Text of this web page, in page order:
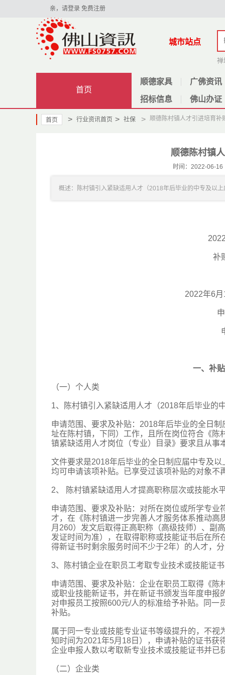
亲，请登录 免费注册
城市站点
禅
首页
顺德家具 广佛资讯
招标信息 佛山办证
首页 > 行业资讯首页 > 社保 > 顺德陈村镇人才引进培育补
顺德陈村镇
时间：2022-06-
概述：陈村镇引入紧缺适用人才（2018年后毕业的中专及以
补
2022年6
一、补
（一）个人类
1、陈村镇引入紧缺适用人才（2018年后毕业的
申请范围、要求及补贴：2018年后毕业的全日
址在陈村镇，下同）工作，且所在岗位符合《
镇紧缺适用人才岗位（专业）目录》要求且从
文件要求是2018年后毕业的全日制应届中专及
均可申请该项补贴。已享受过该项补贴的对象不
2、 陈村镇紧缺适用人才提高职称层次或技能水
申请范围、要求及补贴：对所在岗位或所学专
才，在《陈村镇进一步完善人才服务体系推动
月260）发文后取得正高职称（高级技师）、副
发证时间为准），在取得职称或技能证书后在
得新证书时剩余服务时间不少于2年）的人才，
3、陈村镇企业在职员工考取专业技术或技能证
申请范围、要求及补贴：企业在职员工取得《
或职业技能新证书，并在新证书颁发当年度申
对申报员工按照600元/人的标准给予补贴。同
补贴。
属于同一专业或技能专业证书等级提升的，不
知时间为2021年5月18日），申请补贴的证书获
企业申报人数以考取新专业技术或技能证书并已
（二）企业类